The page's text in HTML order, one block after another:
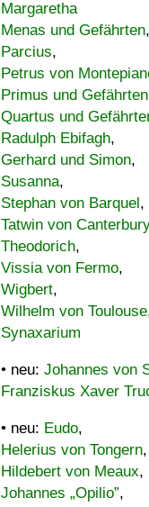
Margaretha
Menas und Gefährten,
Parcius,
Petrus von
Primus und Gefährten
Quartus und
Radulph Ebifagh,
Gerhard und Simon,
Susanna,
Stephan von Barquel,
Tatwin von Canterbury
Theodorich,
Vissia von Fermo,
Wigbert,
Wilhelm von Toulouse
Synaxarium
• neu: Johannes von
Franziskus Xaver
• neu: Eudo,
Helerius von Tongern,
Hildebert von Meaux,
Johannes „Opilio”,